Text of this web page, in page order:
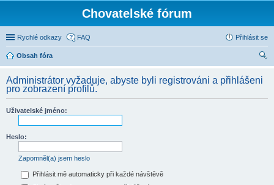
Chovatelské fórum
Rychlé odkazy FAQ Přihlásit se
Obsah fóra
Administrátor vyžaduje, abyste byli registrováni a přihlášeni
pro zobrazení profilů.
Uživatelské jméno:
Heslo:
Zapomněl(a) jsem heslo
Přihlásit mě automaticky při každé návštěvě